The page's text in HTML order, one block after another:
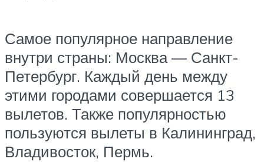
Самое популярное направление
внутри страны: Москва — Санкт-
Петербург. Каждый день между
этими городами совершается 13
вылетов. Также популярностью
пользуются вылеты в Калининград,
Владивосток, Пермь.